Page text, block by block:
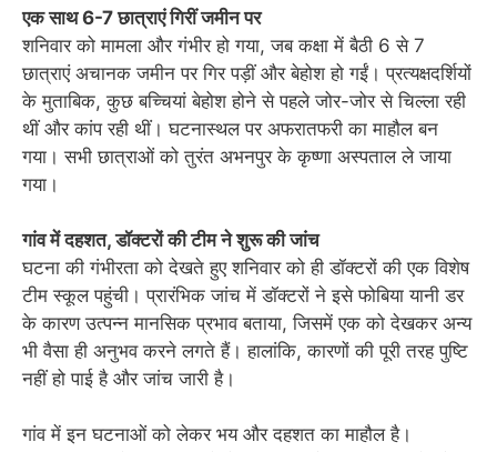
एक साथ 6-7 छात्राएं गिरीं जमीन पर
शनिवार को मामला और गंभीर हो गया, जब कक्षा में बैठी 6 से 7
छात्राएं अचानक जमीन पर गिर पड़ीं और बेहोश हो गईं। प्रत्यक्षदर्शियों
के मुताबिक, कुछ बच्चियां बेहोश होने से पहले जोर-जोर से चिल्ला रही
थीं और कांप रही थीं। घटनास्थल पर अफरातफरी का माहौल बन
गया। सभी छात्राओं को तुरंत अभनपुर के कृष्णा अस्पताल ले जाया
गया।
गांव में दहशत, डॉक्टरों की टीम ने शुरू की जांच
घटना की गंभीरता को देखते हुए शनिवार को ही डॉक्टरों की एक विशेष
टीम स्कूल पहुंची। प्रारंभिक जांच में डॉक्टरों ने इसे फोबिया यानी डर
के कारण उत्पन्न मानसिक प्रभाव बताया, जिसमें एक को देखकर अन्य
भी वैसा ही अनुभव करने लगते हैं। हालांकि, कारणों की पूरी तरह पुष्टि
नहीं हो पाई है और जांच जारी है।
गांव में इन घटनाओं को लेकर भय और दहशत का माहौल है।